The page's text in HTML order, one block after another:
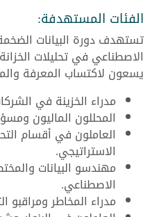
الفئات المستهدفة:
تستهدف دورة البيانات
الاصطناعي في تحليلات
يسعون لاكتساب المعرفة
مدراء الخزينة في
المحللون الماليون
العاملون في أقسام
الاستراتيجي.
مهندسو البيانات
الاصطناعي.
مدراء المخاطر ومراقبو